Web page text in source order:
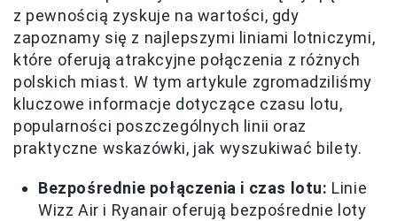
z pewnością zyskuje na wartości, gdy
zapoznamy się z najlepszymi liniami lotniczymi,
które oferują atrakcyjne połączenia z różnych
polskich miast. W tym artykule zgromadziliśmy
kluczowe informacje dotyczące czasu lotu,
popularności poszczególnych linii oraz
praktyczne wskazówki, jak wyszukiwać bilety.
Bezpośrednie połączenia i czas lotu: Linie
Wizz Air i Ryanair oferują bezpośrednie loty